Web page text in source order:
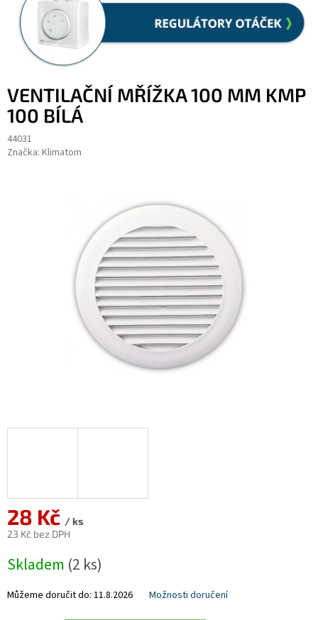
VENTILAČNÍ MŘÍŽKA 100 MM KMP
100 BÍLÁ
44031
Značka: Klimatom
28 Kč / ks
23 Kč bez DPH
cena:
Skladem (2 ks)
Můžeme doručit do: 11.8.2026 Možnosti doručení